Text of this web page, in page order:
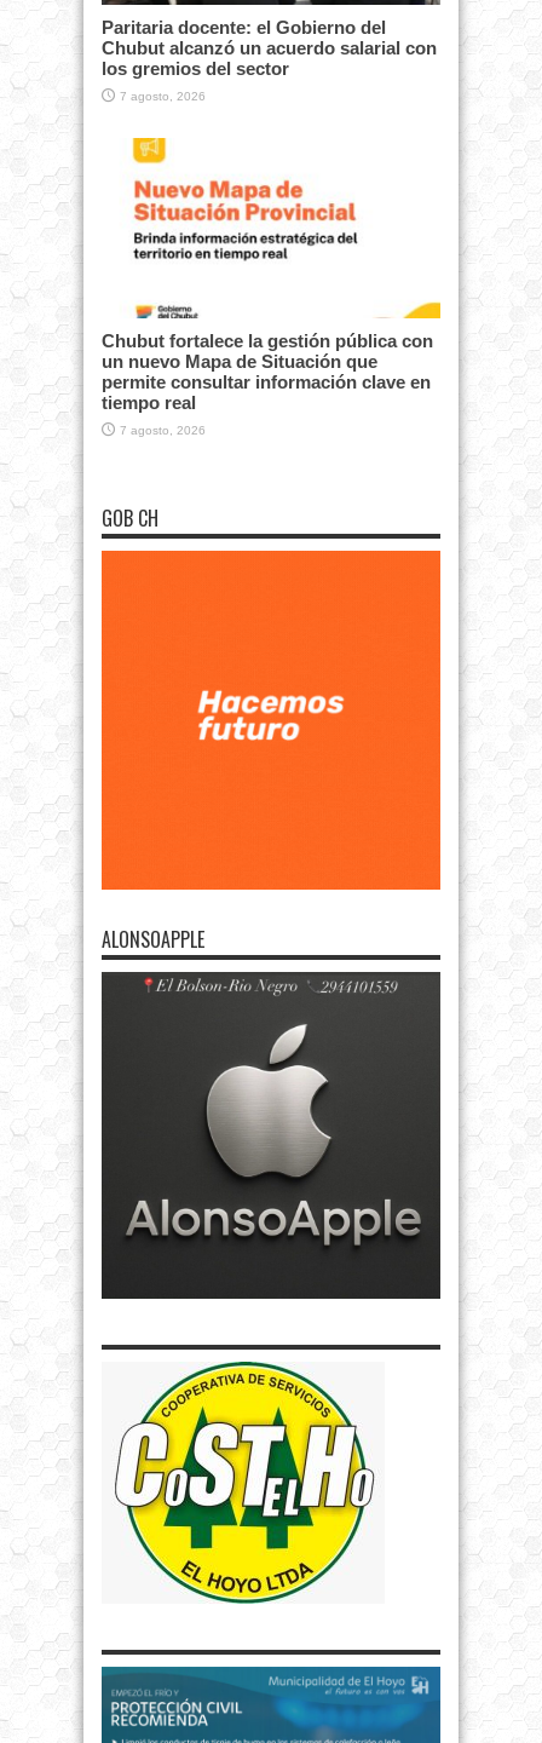
Paritaria docente: el Gobierno del
Chubut alcanzó un acuerdo salarial con
los gremios del sector
7 agosto, 2026
Chubut fortalece la gestión pública con
un nuevo Mapa de Situación que
permite consultar información clave en
tiempo real
7 agosto, 2026
GOB CH
ALONSOAPPLE